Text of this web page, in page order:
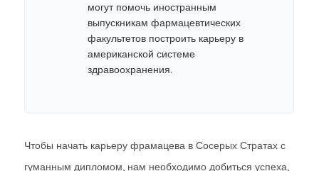
могут помочь иностранным
выпускникам фармацевтических
факультетов построить карьеру в
американской системе
здравоохранения.
Чтобы начать карьеру фрамацева в Сосерых Стратах с
гуманным дипломом, нам необходимо добиться успеха,